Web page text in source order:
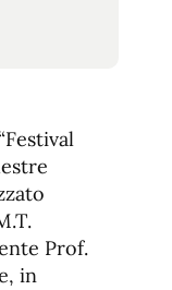
Prof.
in